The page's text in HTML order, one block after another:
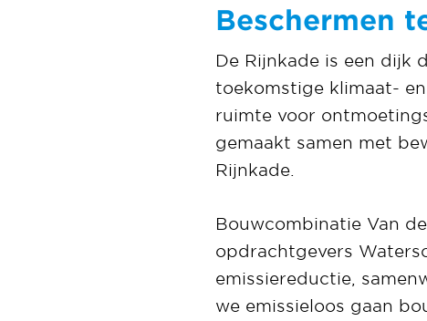
Beschermen
De Rijnkade is een dijk
toekomstige klimaat-
ruimte voor
gemaakt samen met
Rijnkade.
Bouwcombinatie Van
opdrachtgevers
emissiereductie,
we emissieloos gaan